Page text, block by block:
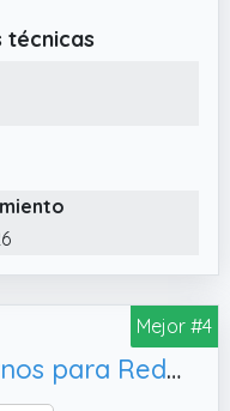
técnicas
Mejor #4
S&R Cizalla Cortapernos para Redes y Pernos de Ø 3,6 mm. Cizalla de 20 cm en acero al Cromo Molibdeno. Bordes endurecidos por inducción HRC58-62. Profesional.